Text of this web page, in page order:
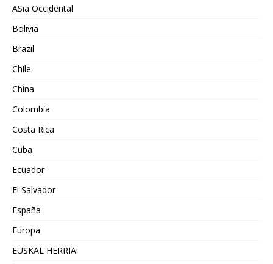
ASia Occidental
Bolivia
Brazil
Chile
China
Colombia
Costa Rica
Cuba
Ecuador
El Salvador
España
Europa
EUSKAL HERRIA!